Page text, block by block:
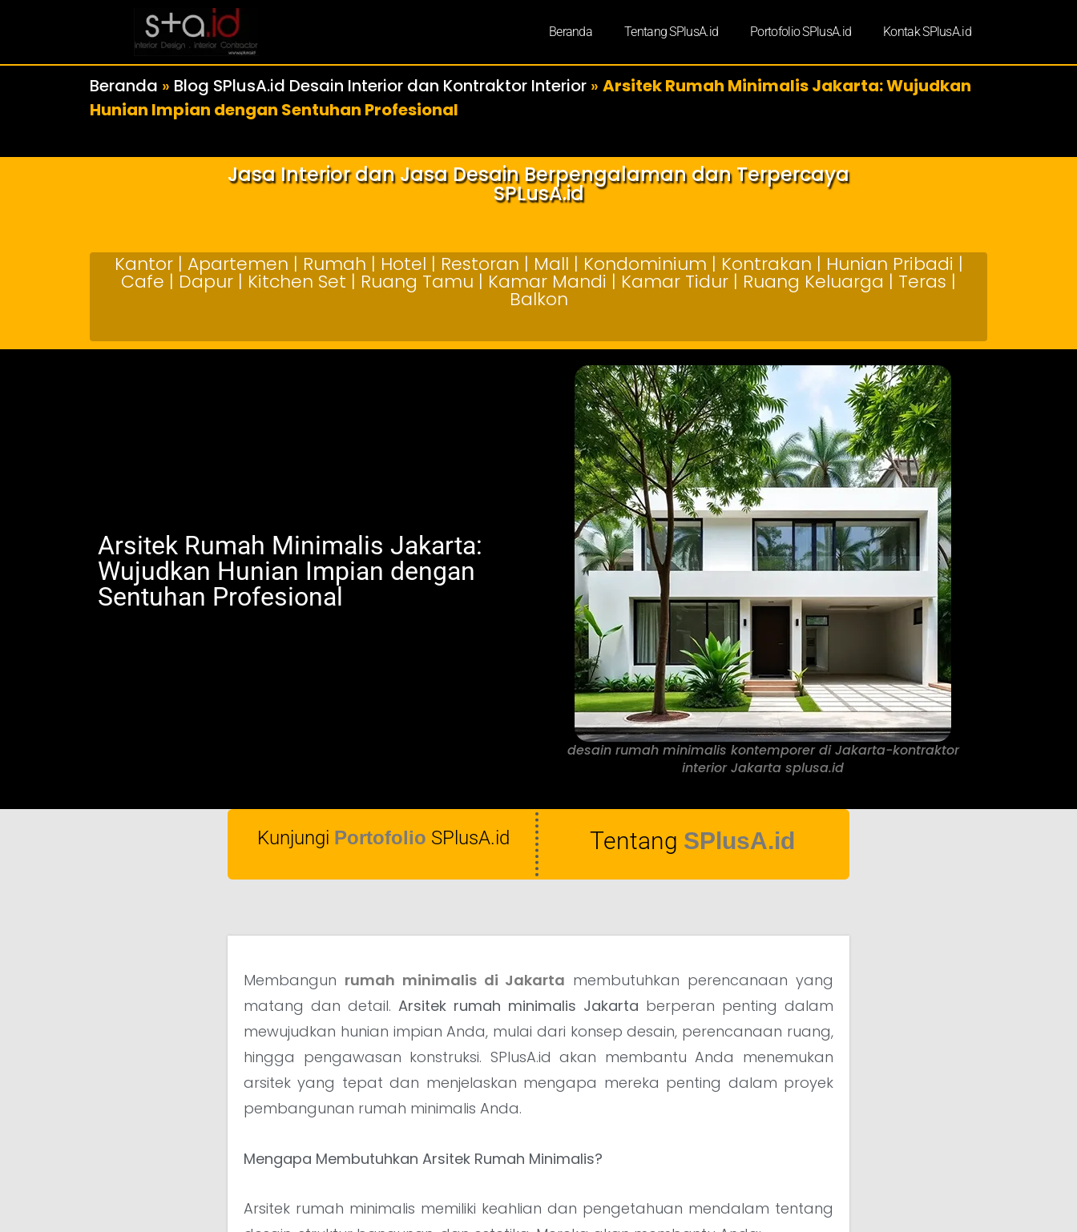
Beranda Tentang SPlusA.id Portofolio SPlusA.id Kontak SPlusA.id
Beranda » Blog SPlusA.id Desain Interior dan Kontraktor Interior » Arsitek Rumah Minimalis Jakarta: Wujudkan
Hunian Impian dengan Sentuhan Profesional
Jasa Interior dan Jasa Desain Berpengalaman dan Terpercaya
SPLusA.id
Kantor | Apartemen | Rumah | Hotel | Restoran | Mall | Kondominium | Kontrakan | Hunian Pribadi |
Cafe | Dapur | Kitchen Set | Ruang Tamu | Kamar Mandi | Kamar Tidur | Ruang Keluarga | Teras |
Balkon
Arsitek Rumah Minimalis Jakarta:
Wujudkan Hunian Impian dengan
Sentuhan Profesional
desain rumah minimalis kontemporer di Jakarta-kontraktor
interior Jakarta splusa.id
Kunjungi Portofolio SPlusA.id Tentang SPlusA.id
Membangun rumah minimalis di Jakarta membutuhkan perencanaan yang
matang dan detail. Arsitek rumah minimalis Jakarta berperan penting dalam
mewujudkan hunian impian Anda, mulai dari konsep desain, perencanaan ruang,
hingga pengawasan konstruksi. SPlusA.id akan membantu Anda menemukan
arsitek yang tepat dan menjelaskan mengapa mereka penting dalam proyek
pembangunan rumah minimalis Anda.
Mengapa Membutuhkan Arsitek Rumah Minimalis?
Arsitek rumah minimalis memiliki keahlian dan pengetahuan mendalam tentang